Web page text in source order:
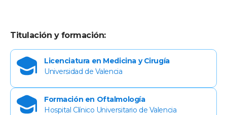
Titulación y formación:
Licenciatura en Medicina y Cirugía
Universidad de Valencia
Formación en Oftalmología
Hospital Clínico Universitario de Valencia